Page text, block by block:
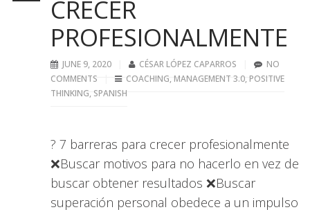
CRECER
PROFESIONALMENTE
JUNE 9, 2020 CÉSAR LÓPEZ CAPARROS
NO
COMMENTS
COACHING, MANAGEMENT 3.0, POSITIVE
THINKING, SPANISH
? 7 barreras para crecer profesionalmente
❌Buscar motivos para no hacerlo en vez de
buscar obtener resultados ❌Buscar
superación personal obedece a un impulso